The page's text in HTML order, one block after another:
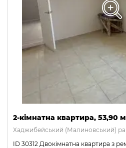
2-кімнатна квартира, 53,90 м
Хаджибейський (Малиновський)
ID 30312 Двокімнатна квартира з